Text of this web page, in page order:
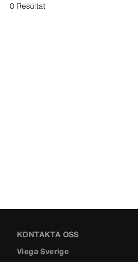
0 Resultat
KONTAKTA OSS
Viega Sverige